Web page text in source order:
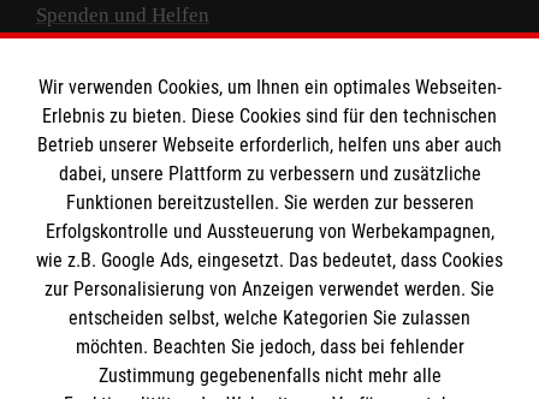
Spenden und Helfen
Empfänger: Malteser Hilfsdienst e.V.
IBAN: DE10 3706 0120 1201 2000 12
BIC: GENODED 1PA7
Wir verwenden Cookies, um Ihnen ein optimales Webseiten-
Erlebnis zu bieten. Diese Cookies sind für den technischen
Betrieb unserer Webseite erforderlich, helfen uns aber auch
dabei, unsere Plattform zu verbessern und zusätzliche
Funktionen bereitzustellen. Sie werden zur besseren
Erfolgskontrolle und Aussteuerung von Werbekampagnen,
wie z.B. Google Ads, eingesetzt. Das bedeutet, dass Cookies
zur Personalisierung von Anzeigen verwendet werden. Sie
entscheiden selbst, welche Kategorien Sie zulassen
möchten. Beachten Sie jedoch, dass bei fehlender
Zustimmung gegebenenfalls nicht mehr alle